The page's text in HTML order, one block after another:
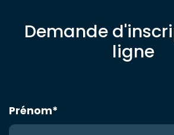
Demande
ligne
Prénom*